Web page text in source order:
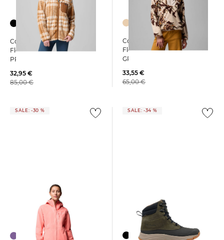
Columbia | Damen
Fleecejacke WEST BEND
PRINT FULL ZIP II
32,95 €
85,00 €
Columbia | Damen
Fleecepullover SEQUOIA
GROVE PRINTED HALF ZIP
33,55 €
65,00 €
SALE: -30 % SALE: -34 %